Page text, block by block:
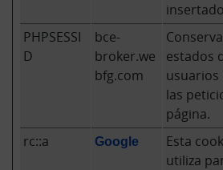
PHPSESSI
D
bce-
broker.we
bfg.com
estados
usuarios
las
página.
rc::a Google
Esta
utiliza